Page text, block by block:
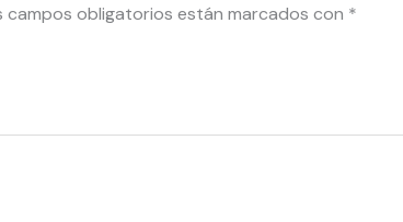
campos obligatorios están marcados con *